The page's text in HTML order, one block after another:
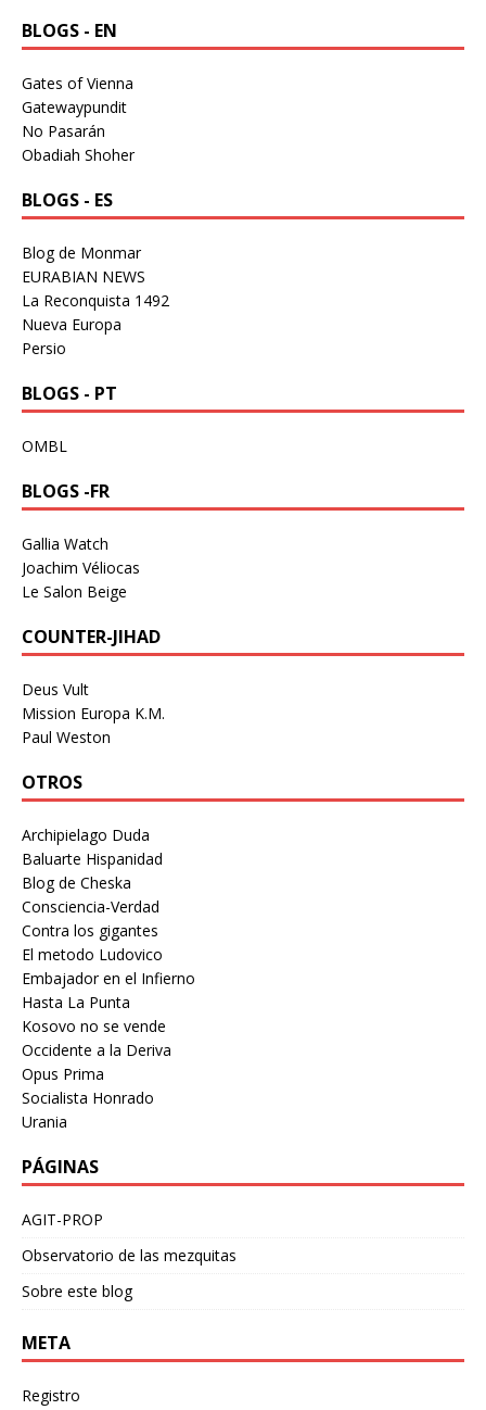
BLOGS - EN
Gates of Vienna
Gatewaypundit
No Pasarán
Obadiah Shoher
BLOGS - ES
Blog de Monmar
EURABIAN NEWS
La Reconquista 1492
Nueva Europa
Persio
BLOGS - PT
OMBL
BLOGS -FR
Gallia Watch
Joachim Véliocas
Le Salon Beige
COUNTER-JIHAD
Deus Vult
Mission Europa K.M.
Paul Weston
OTROS
Archipielago Duda
Baluarte Hispanidad
Blog de Cheska
Consciencia-Verdad
Contra los gigantes
El metodo Ludovico
Embajador en el Infierno
Hasta La Punta
Kosovo no se vende
Occidente a la Deriva
Opus Prima
Socialista Honrado
Urania
PÁGINAS
AGIT-PROP
Observatorio de las mezquitas
Sobre este blog
META
Registro